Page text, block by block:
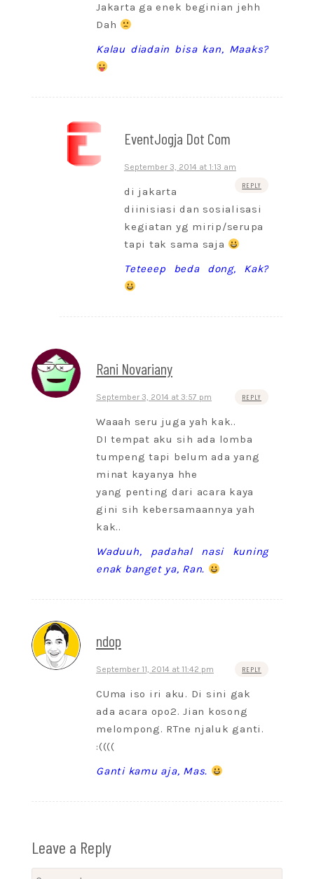
Jakarta ga enek beginian jehh
Dah
Kalau diadain bisa kan, Maaks?
EventJogja Dot Com
September 3, 2014 at 1:13 am
REPLY
di jakarta
diinisiasi dan sosialisasi
kegiatan yg mirip/serupa
tapi tak sama saja
Teteeep beda dong, Kak?
Rani Novariany
September 3, 2014 at 3:57 pm REPLY
Waaah seru juga yah kak..
DI tempat aku sih ada lomba
tumpeng tapi belum ada yang
minat kayanya hhe
yang penting dari acara kaya
gini sih kebersamaannya yah
kak..
Waduuh, padahal nasi kuning
enak banget ya, Ran.
ndop
September 11, 2014 at 11:42 pm REPLY
CUma iso iri aku. Di sini gak
ada acara opo2. Jian kosong
melompong. RTne njaluk ganti.
:((((
Ganti kamu aja, Mas.
Leave a Reply